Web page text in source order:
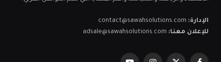
الإدارة: contact@sawahsolutions.com
للإعلان معنا: adsale@sawahsolutions.com